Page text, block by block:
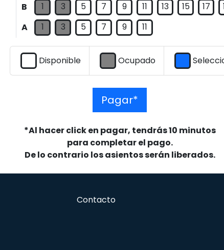
B
1 3 5 7 9 11 13 15 17
A
1 3 5 7 9 11
Disponible Ocupado
Pagar*
*Al hacer click en pagar, tendrás 10 minutos
para completar el pago.
De lo contrario los asientos serán liberados.
Contacto